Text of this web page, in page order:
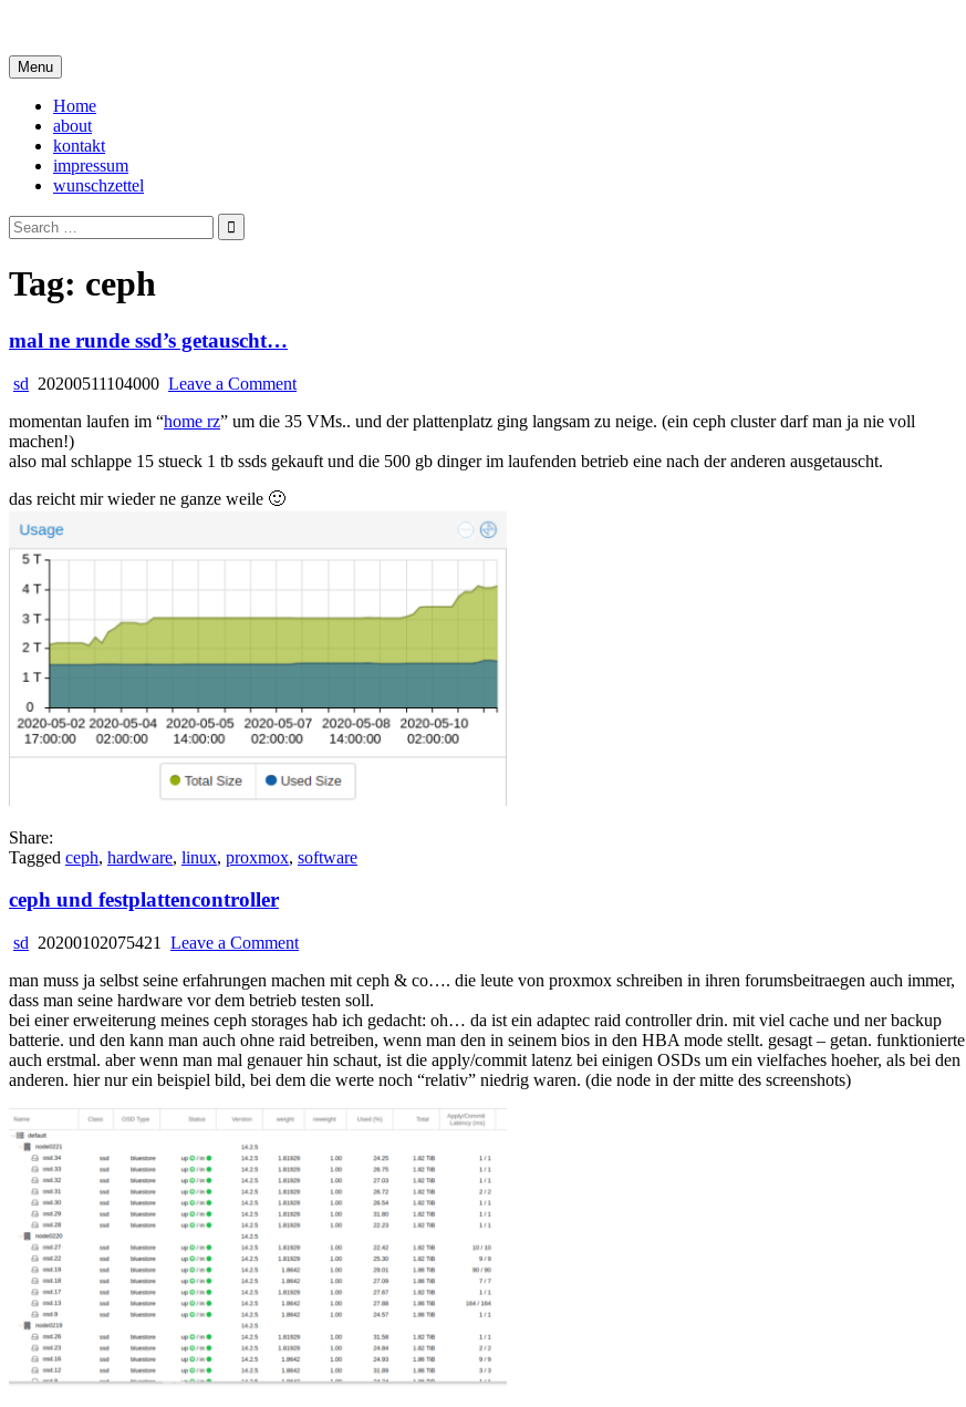
content
Menu
Home
about
kontakt
impressum
wunschzettel
Search
for:
Tag: ceph
mal ne runde ssd’s getauscht…
sd 20200511104000 Leave a Commenton
ne
ssd’s
momentan laufen im “home rz” um die 35 VMs.. und der plattenplatz ging langsam zu neige. (ein ceph cluster darf man ja nie voll
machen!)
also mal schlappe 15 stueck 1 tb ssds gekauft und die 500 gb dinger im laufenden betrieb eine nach der anderen ausgetauscht.
das reicht mir wieder ne ganze weile 🙂
Share:
Tagged ceph, hardware, linux, proxmox, software
ceph und festplattencontroller
sd 20200102075421 Leave a Commenton
und
festplattencontroller
man muss ja selbst seine erfahrungen machen mit ceph & co…. die leute von proxmox schreiben in ihren forumsbeitraegen auch immer,
dass man seine hardware vor dem betrieb testen soll.
bei einer erweiterung meines ceph storages hab ich gedacht: oh… da ist ein adaptec raid controller drin. mit viel cache und ner backup
batterie. und den kann man auch ohne raid betreiben, wenn man den in seinem bios in den HBA mode stellt. gesagt – getan. funktionierte
auch erstmal. aber wenn man mal genauer hin schaut, ist die apply/commit latenz bei einigen OSDs um ein vielfaches hoeher, als bei den
anderen. hier nur ein beispiel bild, bei dem die werte noch “relativ” niedrig waren. (die node in der mitte des screenshots)